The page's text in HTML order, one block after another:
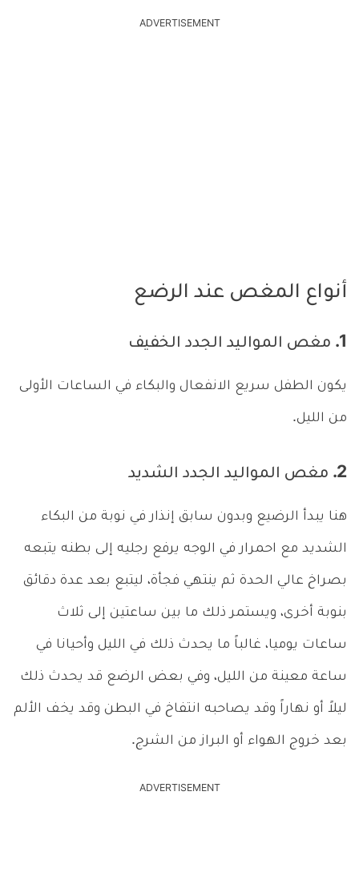
ADVERTISEMENT
أنواع المغص عند الرضع
1. مغص المواليد الجدد الخفيف
يكون الطفل سريع الانفعال والبكاء في الساعات الأولى
من الليل.
2. مغص المواليد الجدد الشديد
هنا يبدأ الرضيع وبدون سابق إنذار في نوبة من البكاء
الشديد مع احمرار في الوجه يرفع رجليه إلى بطنه يتبعه
بصراخ عالي الحدة ثم ينتهي فجأة، ليتبع بعد عدة دقائق
بنوبة أخرى، ويستمر ذلك ما بين ساعتين إلى ثلاث
ساعات يوميا، غالباً ما يحدث ذلك في الليل وأحيانا في
ساعة معينة من الليل، وفي بعض الرضع قد يحدث ذلك
ليلاً أو نهاراً وقد يصاحبه انتفاخ في البطن وقد يخف الألم
بعد خروج الهواء أو البراز من الشرج.
ADVERTISEMENT